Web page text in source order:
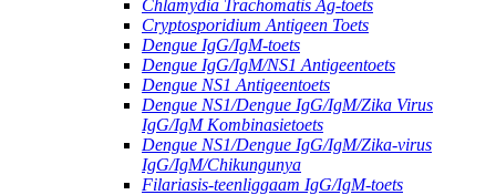
Chlamydia Trachomatis Ag-toets
Cryptosporidium Antigeen Toets
Dengue IgG/IgM-toets
Dengue IgG/IgM/NS1 Antigeentoets
Dengue NS1 Antigeentoets
Dengue NS1/Dengue IgG/IgM/Zika Virus
IgG/IgM Kombinasietoets
Dengue NS1/Dengue IgG/IgM/Zika-virus
IgG/IgM/Chikungunya
Filariasis-teenliggaam IgG/IgM-toets